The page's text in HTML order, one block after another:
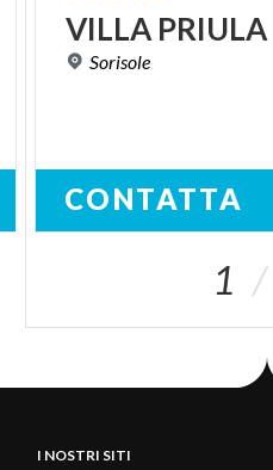
VILLA PRIULA
Sorisole
CONTATTA
1
I NOSTRI SITI